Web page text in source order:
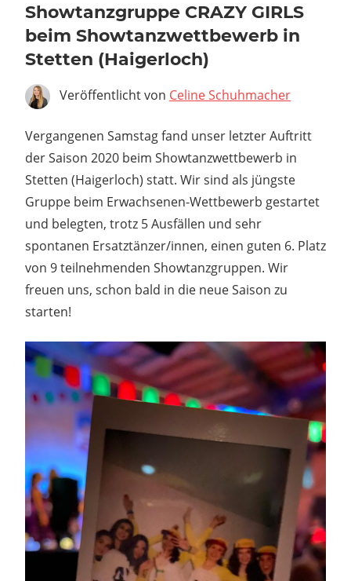
Showtanzgruppe CRAZY GIRLS
beim Showtanzwettbewerb in
Stetten (Haigerloch)
Veröffentlicht von Celine Schuhmacher
Vergangenen Samstag fand unser letzter Auftritt
der Saison 2020 beim Showtanzwettbewerb in
Stetten (Haigerloch) statt. Wir sind als jüngste
Gruppe beim Erwachsenen-Wettbewerb gestartet
und belegten, trotz 5 Ausfällen und sehr
spontanen Ersatztänzer/innen, einen guten 6. Platz
von 9 teilnehmenden Showtanzgruppen. Wir
freuen uns, schon bald in die neue Saison zu
starten!